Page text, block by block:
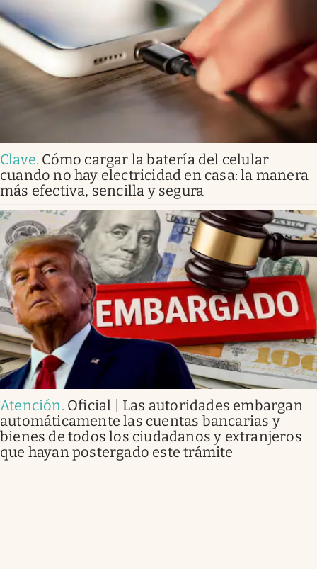
Clave. Cómo cargar la batería del celular
cuando no hay electricidad en casa: la manera
más efectiva, sencilla y segura
Atención. Oficial | Las autoridades embargan
automáticamente las cuentas bancarias y
bienes de todos los ciudadanos y extranjeros
que hayan postergado este trámite